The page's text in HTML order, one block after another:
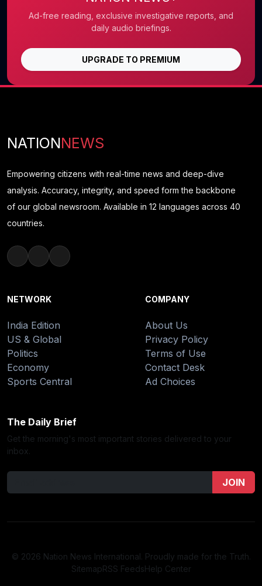
Ad-free reading, exclusive investigative reports, and
daily audio briefings.
UPGRADE TO PREMIUM
NATIONNEWS
Empowering citizens with real-time news and deep-dive
analysis. Accuracy, integrity, and speed form the backbone
of our global newsroom. Available in 12 languages across 40
countries.
NETWORK
India Edition
US & Global
Politics
Economy
Sports Central
COMPANY
About Us
Privacy Policy
Terms of Use
Contact Desk
Ad Choices
The Daily Brief
Get the morning's most important stories delivered to your
inbox.
JOIN
© 2026 Nation News International. Proudly made for the Truth.
SitemapRSS FeedsHelp Center